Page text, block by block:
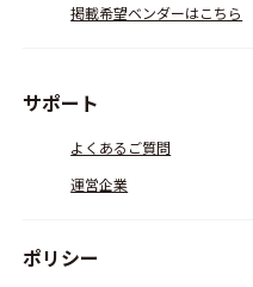
掲載希望ベンダーはこちら
サポート
よくあるご質問
運営企業
ポリシー